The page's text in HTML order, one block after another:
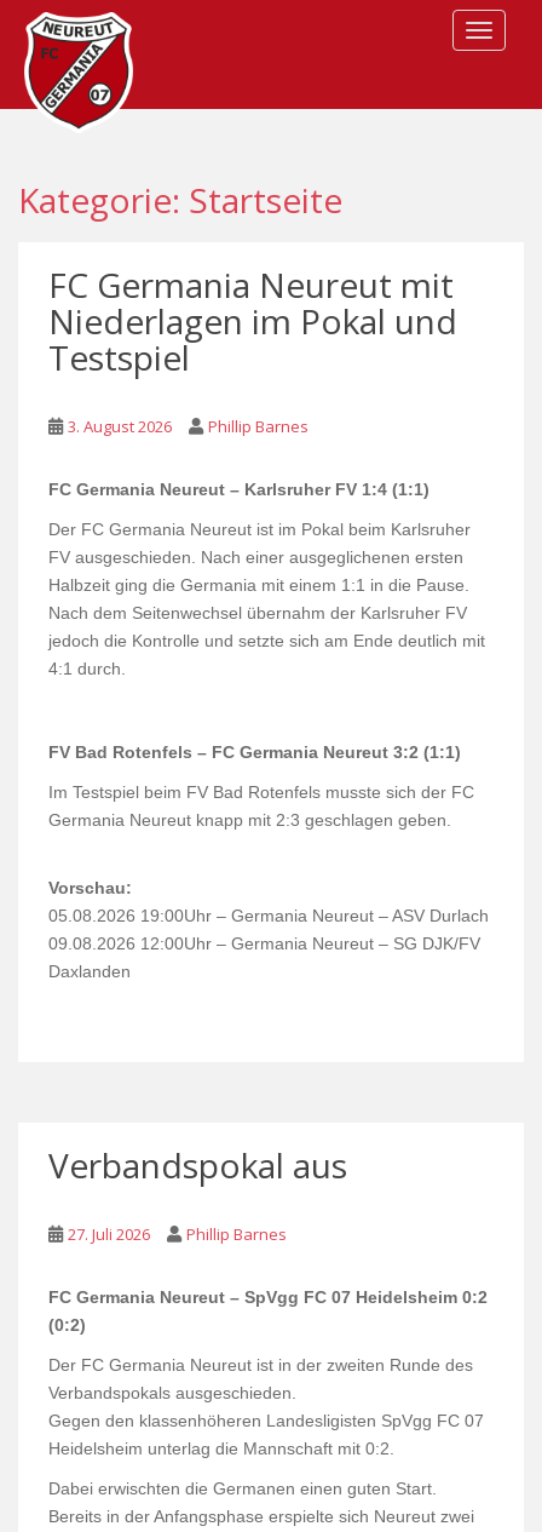
Kategorie: Startseite
FC Germania Neureut mit
Niederlagen im Pokal und
Testspiel
3. August 2026 Phillip Barnes
FC Germania Neureut – Karlsruher FV 1:4 (1:1)
Der FC Germania Neureut ist im Pokal beim Karlsruher
FV ausgeschieden. Nach einer ausgeglichenen ersten
Halbzeit ging die Germania mit einem 1:1 in die Pause.
Nach dem Seitenwechsel übernahm der Karlsruher FV
jedoch die Kontrolle und setzte sich am Ende deutlich mit
4:1 durch.
FV Bad Rotenfels – FC Germania Neureut 3:2 (1:1)
Im Testspiel beim FV Bad Rotenfels musste sich der FC
Germania Neureut knapp mit 2:3 geschlagen geben.
Vorschau:
05.08.2026 19:00Uhr – Germania Neureut – ASV Durlach
09.08.2026 12:00Uhr – Germania Neureut – SG DJK/FV
Daxlanden
Verbandspokal aus
27. Juli 2026 Phillip Barnes
FC Germania Neureut – SpVgg FC 07 Heidelsheim 0:2
(0:2)
Der FC Germania Neureut ist in der zweiten Runde des
Verbandspokals ausgeschieden.
Gegen den klassenhöheren Landesligisten SpVgg FC 07
Heidelsheim unterlag die Mannschaft mit 0:2.
Dabei erwischten die Germanen einen guten Start.
Bereits in der Anfangsphase erspielte sich Neureut zwei